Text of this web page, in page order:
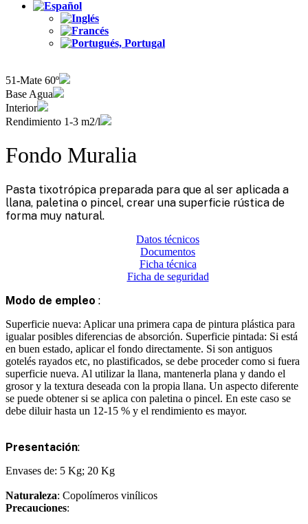
51-Mate 60º
Base Agua
Interior
Rendimiento 1-3 m2/l
Fondo Muralia
Pasta tixotrópica preparada para que al ser aplicada a
llana, paletina o pincel, crear una superficie rústica de
forma muy natural.
Datos técnicos
Documentos
Ficha técnica
Ficha de seguridad
Modo de empleo :
Superficie nueva: Aplicar una primera capa de pintura plástica para
igualar posibles diferencias de absorción. Superficie pintada: Si está
en buen estado, aplicar el fondo directamente. Si son antiguos
gotelés rayados etc, no plastificados, se debe proceder como si fuera
superficie nueva. Al utilizar la llana, mantenerla plana y dando el
grosor y la textura deseada con la propia llana. Un aspecto diferente
se puede obtener si se aplica con paletina o pincel. En este caso se
debe diluir hasta un 12-15 % y el rendimiento es mayor.
Presentación:
Envases de: 5 Kg; 20 Kg
Naturaleza: Copolímeros vinílicos
Precauciones: